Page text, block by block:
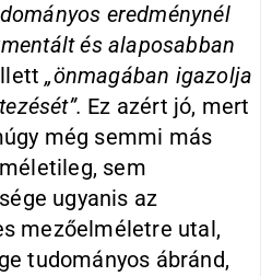
eredménynél
és alaposabban
„önmagában igazolja
Ez azért jó, mert
még semmi más
sem
ugyanis az
mezőelméletre utal,
tudományos ábránd,